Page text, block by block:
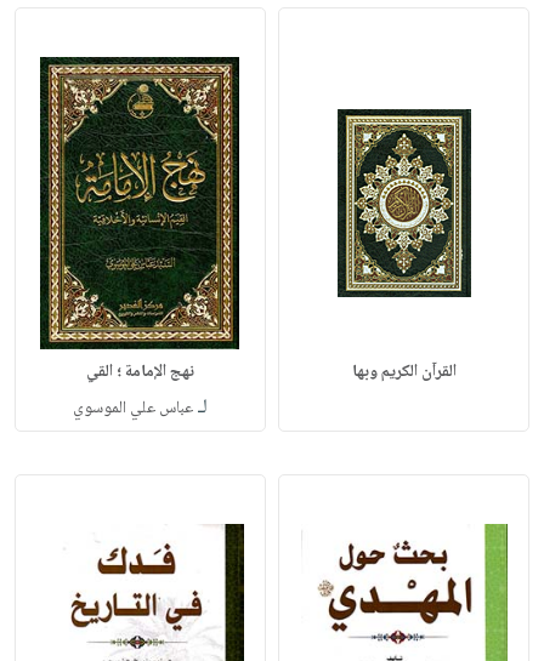
القرآن الكريم وبها نهج الإمامة ؛ القي
لـعباس علي الموسوي